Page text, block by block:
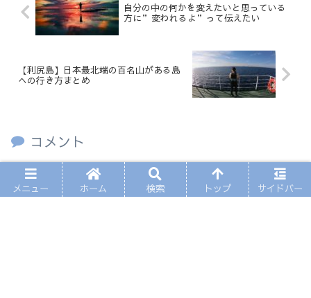
自分の中の何かを変えたいと思っている
方に”変われるよ”って伝えたい
【利尻島】日本最北端の百名山がある島
への行き方まとめ
コメント
コメントを書き込む
メニュー ホーム 検索 トップ サイドバー